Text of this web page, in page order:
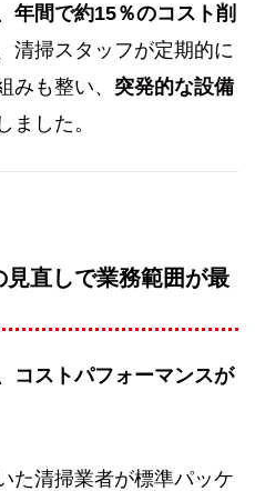
年間で約15％のコスト削
清掃スタッフが定期的に
みも整い、 突発的な設備
しました。
直しで業務範囲が最
コストパフォーマンスが
た清掃業者が標準パッケ